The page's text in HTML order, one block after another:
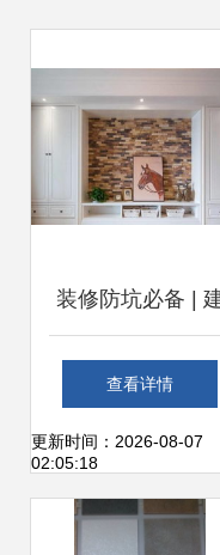
装修防坑必备 |
材选择心得全在这
了
查看详情
更新时间：2026-08-07
02:05:18